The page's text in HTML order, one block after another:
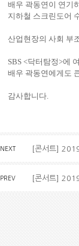
배우 곽동연이 연기
지하철 스크린도어
산업현장의 사회 부
SBS <닥터탐정>에
배우 곽동연에게도
감사합니다.
NEXT [콘서트]
PREV [콘서트]